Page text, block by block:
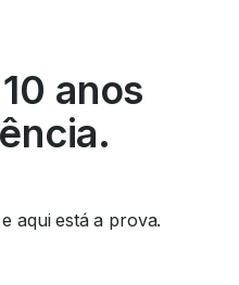
anos
aqui está a prova.